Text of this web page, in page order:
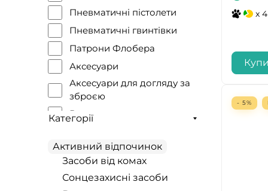
Walker's
Skif Outdoor
Husky
Osprey
Tramp
Travel Extreme
Lezyne
Nitecore
Пневматичні пістолети
Пневматичні гвинтівки
Патрони Флобера
Аксесуари
Аксесуари для догляду за
зброєю
Велоэкипировка
Інструмент
Кріплення
Мультитули
Категорії
Активний відпочинок
Засоби від комах
Сонцезахисні засоби
x
- 5%